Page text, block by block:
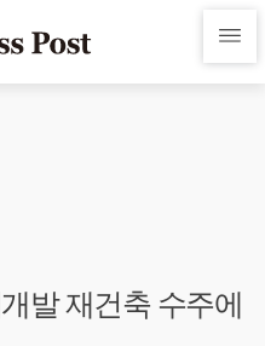
발 재건축 수주에